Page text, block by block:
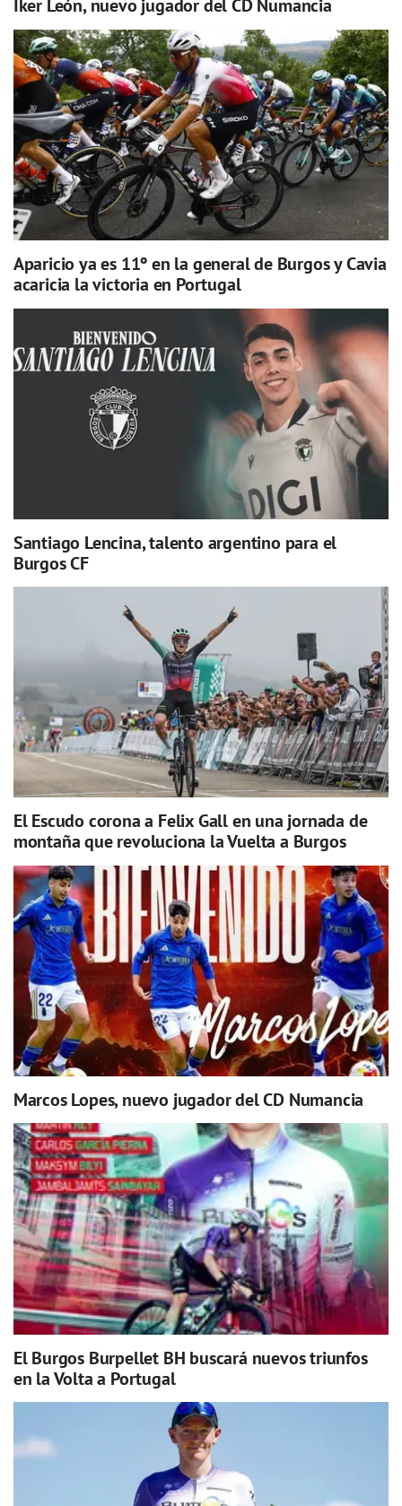
Iker León, nuevo jugador del CD Numancia
Aparicio ya es 11º en la general de Burgos y Cavia
acaricia la victoria en Portugal
Santiago Lencina, talento argentino para el
Burgos CF
El Escudo corona a Felix Gall en una jornada de
montaña que revoluciona la Vuelta a Burgos
Marcos Lopes, nuevo jugador del CD Numancia
El Burgos Burpellet BH buscará nuevos triunfos
en la Volta a Portugal